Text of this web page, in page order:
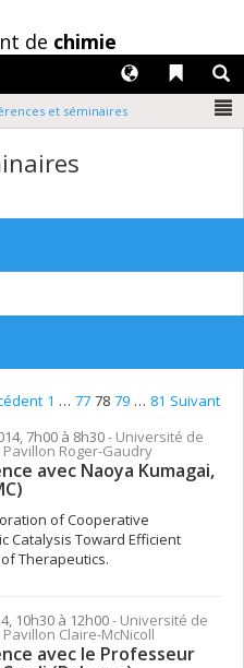
de chimie
Liens
Langues
et séminaires
1 … 77 78 79 … 81 Suivant
7h00 à 8h30- Université de
Roger-Gaudry
avec Naoya Kumagai,
of Cooperative
Catalysis Toward Efficient
Therapeutics.
10h30 à 12h00- Université de
Claire-McNicoll
avec le Professeur